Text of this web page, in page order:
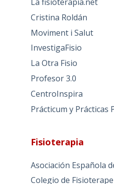
Cristina Roldán
Moviment i Salut
InvestigaFisio
La Otra Fisio
Profesor 3.0
CentroInspira
Prácticum y Prácticas
Fisioterapia
Asociación Española
Colegio de